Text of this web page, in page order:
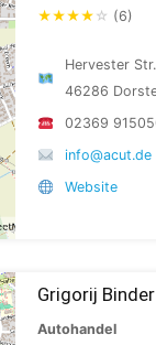
★★★★ ☆ (6)
Hervester
46286
02369
info@acut.de
Website
Grigorij
Autohandel